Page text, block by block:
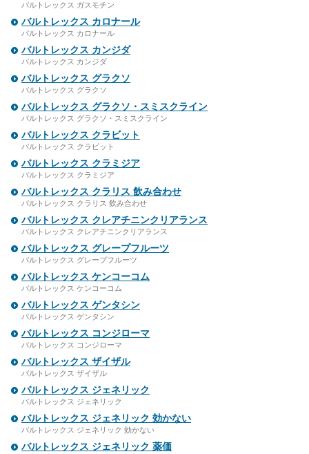
バルトレックス ガスモチン
バルトレックス カロナール
バルトレックス カロナール
バルトレックス カンジダ
バルトレックス カンジダ
バルトレックス グラクソ
バルトレックス グラクソ
バルトレックス グラクソ・スミスクライン
バルトレックス グラクソ・スミスクライン
バルトレックス クラビット
バルトレックス クラビット
バルトレックス クラミジア
バルトレックス クラミジア
バルトレックス クラリス 飲み合わせ
バルトレックス クラリス 飲み合わせ
バルトレックス クレアチニンクリアランス
バルトレックス クレアチニンクリアランス
バルトレックス グレープフルーツ
バルトレックス グレープフルーツ
バルトレックス ケンコーコム
バルトレックス ケンコーコム
バルトレックス ゲンタシン
バルトレックス ゲンタシン
バルトレックス コンジローマ
バルトレックス コンジローマ
バルトレックス ザイザル
バルトレックス ザイザル
バルトレックス ジェネリック
バルトレックス ジェネリック
バルトレックス ジェネリック 効かない
バルトレックス ジェネリック 効かない
バルトレックス ジェネリック 薬価